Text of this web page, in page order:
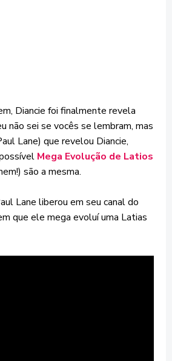
Diancie foi finalmente revela
não sei se vocês se lembram, mas
Lane) que revelou Diancie,
Mega Evolução de Latios
são a mesma.
Lane liberou em seu canal do
que ele mega evoluí uma Latias